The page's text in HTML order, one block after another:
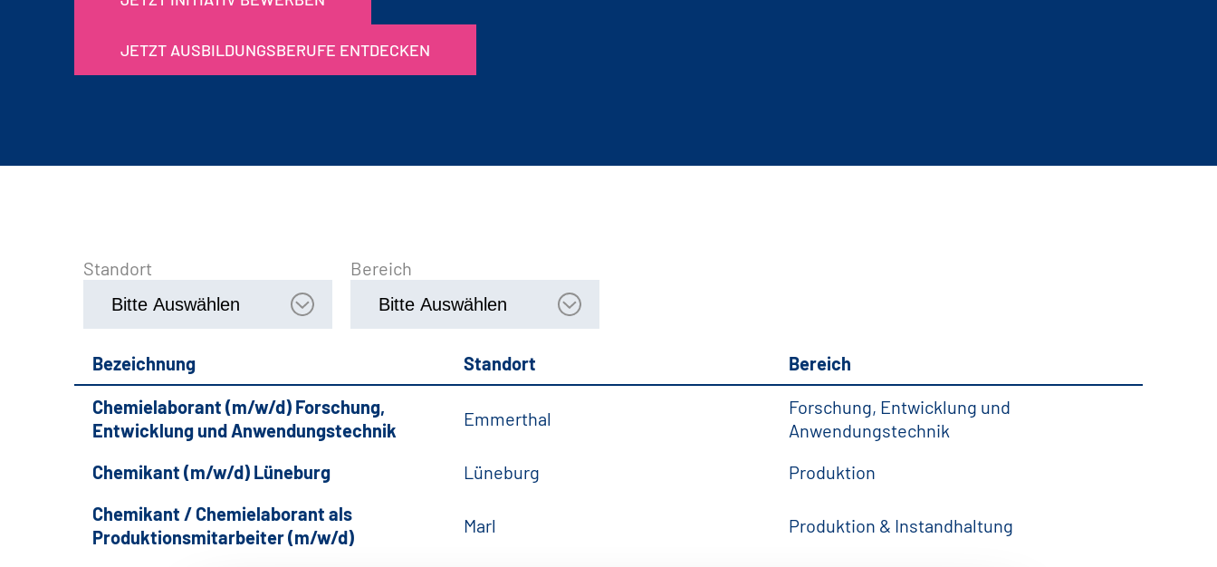
JETZT AUSBILDUNGSBERUFE ENTDECKEN
Standort Bereich
Bezeichnung Standort
Bereich
Chemielaborant (m/w/d) Forschung,
Entwicklung und Anwendungstechnik
Emmerthal
Forschung, Entwicklung und
Anwendungstechnik
Chemikant (m/w/d) Lüneburg
Lüneburg
Produktion
Chemikant / Chemielaborant als
Produktionsmitarbeiter (m/w/d)
Marl Produktion & Instandhaltung